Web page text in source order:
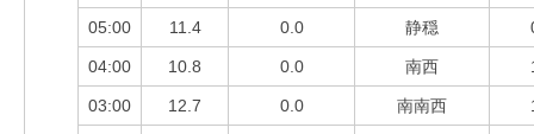
05:00 11.4 0.0 静穏
04:00 10.8 0.0 南西
03:00 12.7 0.0 南南西